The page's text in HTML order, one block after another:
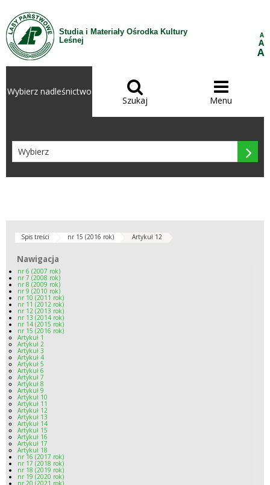
Przejdź do treści
Studia i Materiały Ośrodka Kultury
Leśnej
A
A
A
Wybierz nadleśnictwo 
Szukaj

Menu

Spis treści nr 15 (2016 rok) Artykuł 12
Nawigacja
Nawigacja
nr 6 (2007 rok)
nr 7 (2008 rok)
nr 8 (2009 rok)
nr 9 (2010 rok)
nr 10 (2011 rok)
nr 11 (2012 rok)
nr 12 (2013 rok)
nr 13 (2014 rok)
nr 14 (2015 rok)
nr 15 (2016 rok)
Artykuł 1
Artykuł 2
Artykuł 3
Artykuł 4
Artykuł 5
Artykuł 6
Artykuł 7
Artykuł 8
Artykuł 9
Artykuł 10
Artykuł 11
Artykuł 12
Artykuł 13
Artykuł 14
Artykuł 15
Artykuł 16
Artykuł 17
Artykuł 18
nr 16 (2017 rok)
nr 17 (2018 rok)
nr 18 (2019 rok)
nr 19 (2020 rok)
nr 20 (2021 rok)